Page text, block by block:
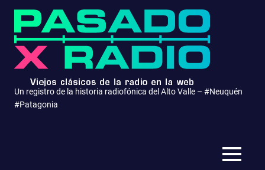
Saltar
contenido
Un registro de la historia radiofónica del Alto Valle – #Neuquén
#Patagonia
MENÚ